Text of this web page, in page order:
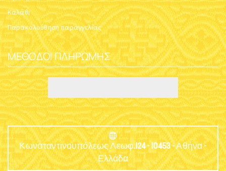
Καλάθι
Παρακολούθηση παραγγελίας
ΜΈΘΟΔΟΙ ΠΛΗΡΩΜΉΣ
Κωνσταντινουπόλεως Λεωφ.124 - 10453 - Αθήνα -
Ελλάδα